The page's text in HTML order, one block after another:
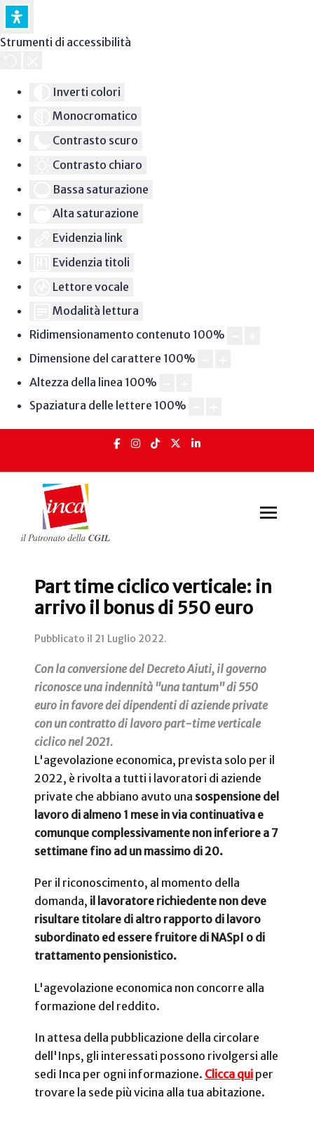
Strumenti di accessibilità
Inverti colori
Monocromatico
Contrasto scuro
Contrasto chiaro
Bassa saturazione
Alta saturazione
Evidenzia link
Evidenzia titoli
Lettore vocale
Modalità lettura
Ridimensionamento contenuto 100%
Dimensione del carattere 100%
Altezza della linea 100%
Spaziatura delle lettere 100%
Part time ciclico verticale: in
arrivo il bonus di 550 euro
Pubblicato il 21 Luglio 2022.
Con la conversione del Decreto Aiuti, il governo
riconosce una indennità "una tantum" di 550
euro in favore dei dipendenti di aziende private
con un contratto di lavoro part-time verticale
ciclico nel 2021.
L'agevolazione economica, prevista solo per il
2022, è rivolta a tutti i lavoratori di aziende
private che abbiano avuto una sospensione del
lavoro di almeno 1 mese in via continuativa e
comunque complessivamente non inferiore a 7
settimane fino ad un massimo di 20.
Per il riconoscimento, al momento della
domanda, il lavoratore richiedente non deve
risultare titolare di altro rapporto di lavoro
subordinato ed essere fruitore di NASpI o di
trattamento pensionistico.
L'agevolazione economica non concorre alla
formazione del reddito.
In attesa della pubblicazione della circolare
dell'Inps, gli interessati possono rivolgersi alle
sedi Inca per ogni informazione. Clicca qui per
trovare la sede più vicina alla tua abitazione.